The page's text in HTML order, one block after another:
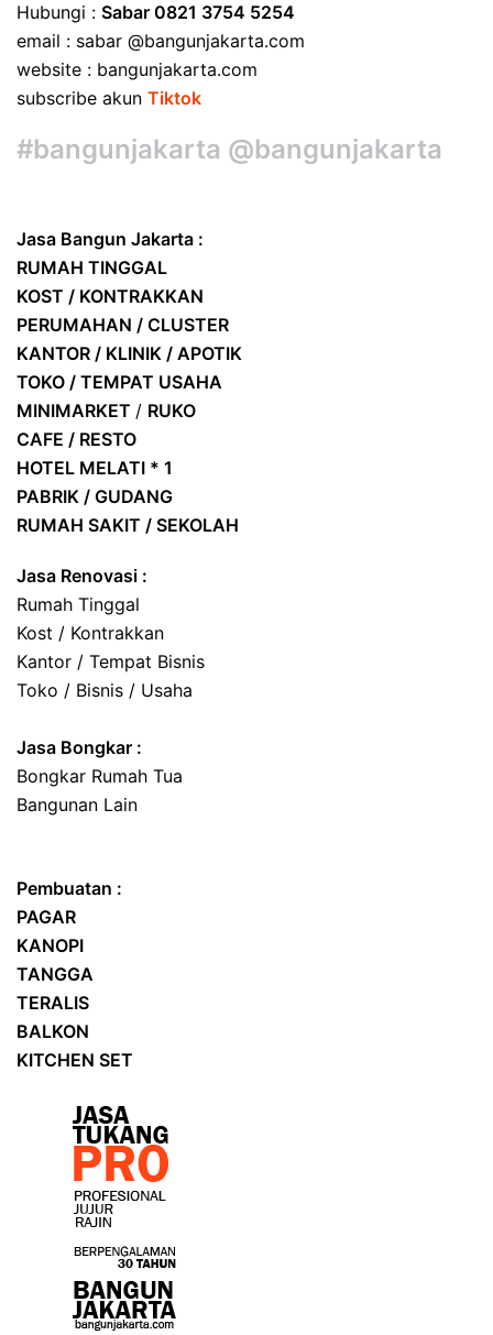
Hubungi : Sabar 0821 3754 5254
email : sabar @bangunjakarta.com
website : bangunjakarta.com
subscribe akun Tiktok
#bangunjakarta @bangunjakarta
Jasa Bangun Jakarta :
RUMAH TINGGAL
KOST / KONTRAKKAN
PERUMAHAN / CLUSTER
KANTOR / KLINIK / APOTIK
TOKO / TEMPAT USAHA
MINIMARKET / RUKO
CAFE / RESTO
HOTEL MELATI * 1
PABRIK / GUDANG
RUMAH SAKIT / SEKOLAH
Jasa Renovasi :
Rumah Tinggal
Kost / Kontrakkan
Kantor / Tempat Bisnis
Toko / Bisnis / Usaha
Jasa Bongkar :
Bongkar Rumah Tua
Bangunan Lain
Pembuatan :
PAGAR
KANOPI
TANGGA
TERALIS
BALKON
KITCHEN SET